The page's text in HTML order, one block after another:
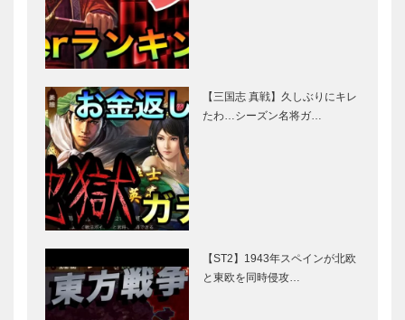
【三国志 真戦】久しぶりにキレ
たわ…シーズン名将ガ…
【ST2】1943年スペインが北欧
と東欧を同時侵攻…